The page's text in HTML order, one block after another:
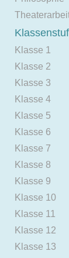
Klasse 1
Klasse 2
Klasse 3
Klasse 4
Klasse 5
Klasse 6
Klasse 7
Klasse 8
Klasse 9
Klasse 10
Klasse 11
Klasse 12
Klasse 13